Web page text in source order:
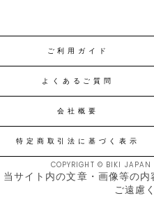
ご利用ガイド
よくあるご質問
会社概要
特定商取引法に基づく表示
COPYRIGHT © BIKI JAPAN
当サイト内の文章・画像等の
ご遠慮